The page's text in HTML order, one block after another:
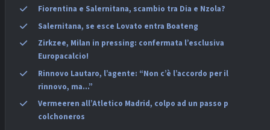
Fiorentina e Salernitana, scambio tra Dia e Nzola?
Salernitana, se esce Lovato entra Boateng
Zirkzee, Milan in pressing: confermata l’esclusiva
Europacalcio!
Rinnovo Lautaro, l’agente: “Non c’è l’accordo per il
rinnovo, ma…”
Vermeeren all’Atletico Madrid, colpo ad un passo per i
colchoneros